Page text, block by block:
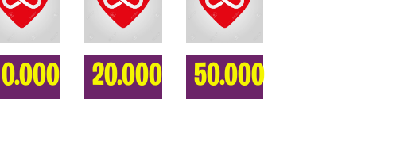
20.000 50.000